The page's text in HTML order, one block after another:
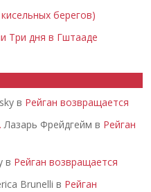
берегов)
Три дня в Гштааде
в Рейган возвращается
Лазарь Фрейдгейм в Рейган
в Рейган возвращается
Brunelli в Рейган